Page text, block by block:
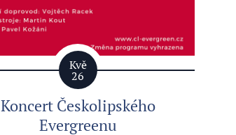
Kvě
26
Koncert Českolipského
Evergreenu